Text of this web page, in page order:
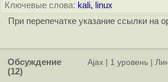
Ключевые слова: kali, linux
При перепечатке указание ссылки на
Обсуждение
(12)
Ajax 1 уровень